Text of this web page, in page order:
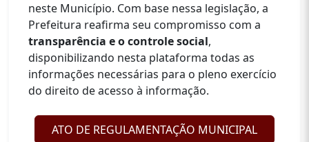
neste Município. Com base nessa legislação, a
Prefeitura reafirma seu compromisso com a
transparência e o controle social,
disponibilizando nesta plataforma todas as
informações necessárias para o pleno exercício
do direito de acesso à informação.
ATO DE REGULAMENTAÇÃO MUNICIPAL